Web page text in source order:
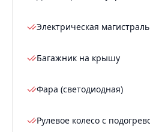
Электрическая
Багажник на крышу
Фара (светодиодная)
Рулевое колесо с